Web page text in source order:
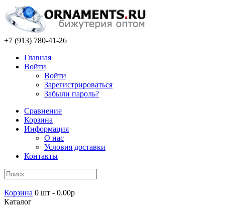
+7 (913) 780-41-26
Главная
Войти
Войти
Зарегистрироваться
Забыли пароль?
Сравнение
Корзина
Информация
О нас
Условия доставки
Контакты
Корзина 0 шт - 0.00р
Каталог